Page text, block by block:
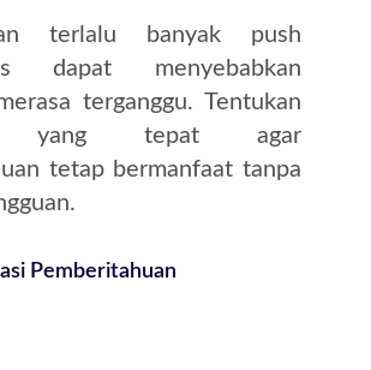
terlalu banyak push
dapat menyebabkan
terganggu. Tentukan
yang tepat agar
tetap bermanfaat tanpa
Pemberitahuan